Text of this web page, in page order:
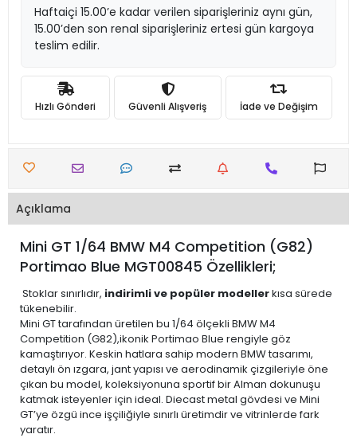
Haftaiçi 15.00’e kadar verilen siparişleriniz aynı gün,
15.00’den son renal siparişleriniz ertesi gün kargoya
teslim edilir.
Hızlı Gönderi Güvenli Alışveriş İade ve Değişim
Açıklama
Mini GT 1/64 BMW M4 Competition (G82)
Portimao Blue MGT00845 Özellikleri;
Stoklar sınırlıdır, indirimli ve popüler modellerkısa sürede
tükenebilir.
Mini GT tarafından üretilen bu 1/64 ölçekli BMW M4
Competition (G82),ikonik Portimao Blue rengiyle göz
kamaştırıyor. Keskin hatlara sahip modern BMW tasarımı,
detaylı ön ızgara, jant yapısı ve aerodinamik çizgileriyle öne
çıkan bu model, koleksiyonuna sportif bir Alman dokunuşu
katmak isteyenler için ideal. Diecast metal gövdesi ve Mini
GT’ye özgü ince işçiliğiyle sınırlı üretimdir ve vitrinlerde fark
yaratır.